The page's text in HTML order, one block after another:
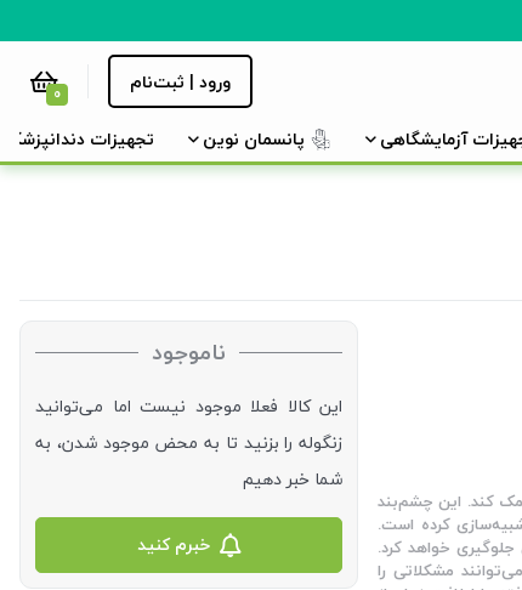
ورود | ثبت‌نام 0
آزمایشگاهی پانسمان نوین تجهیزات دندانپزشکی
کند. این چشم‌بند
کرده است.
خواهد کرد.
مشکلاتی را
ناموجود
این کالا فعلا موجود نیست اما می‌توانید
زنگوله را بزنید تا به محض موجود شدن، به
شما خبر دهیم
خبرم کنید